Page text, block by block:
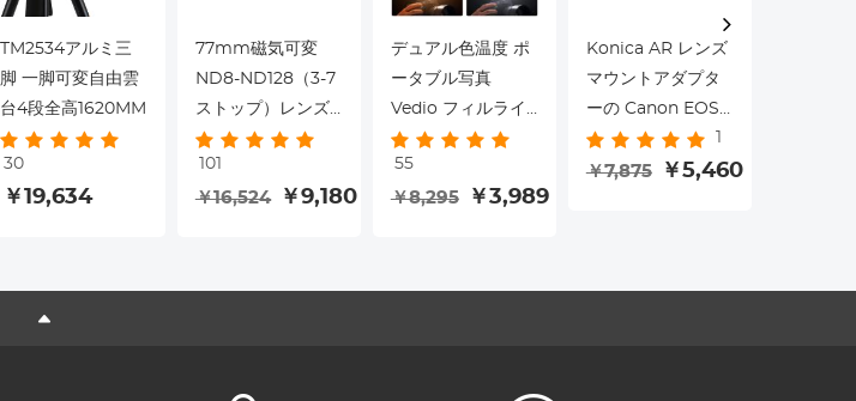
TM2534アルミ三
脚 一脚可変自由雲
台4段全高1620MM
30
￥19,634
77mm磁気可変
ND8-ND128（3-7
ストップ）レンズ
フィルター-Nano-
X101
￥16,524 ￥9,180
デュアル色温度 ポ
ータブル写真
Vedio フィルライ
ト 2500K-9900K
色温度調整 内蔵
2000mAh バッテ
件を改善 (ブラッ
55
￥8,295 ￥3,989
Konica AR レンズ
マウントアダプタ
ーの Canon EOS
M カメラ 三脚座付
￥7,875 ￥5,460
17/16/15/